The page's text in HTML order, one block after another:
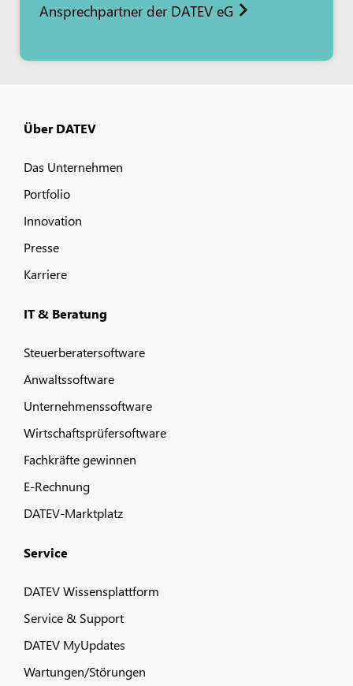
Ansprechpartner der DATEV eG
Über DATEV
Das Unternehmen
Portfolio
Innovation
Presse
Karriere
IT & Beratung
Steuerberatersoftware
Anwaltssoftware
Unternehmenssoftware
Wirtschaftsprüfersoftware
Fachkräfte gewinnen
E-Rechnung
DATEV-Marktplatz
Service
DATEV Wissensplattform
Service & Support
DATEV MyUpdates
Wartungen/Störungen